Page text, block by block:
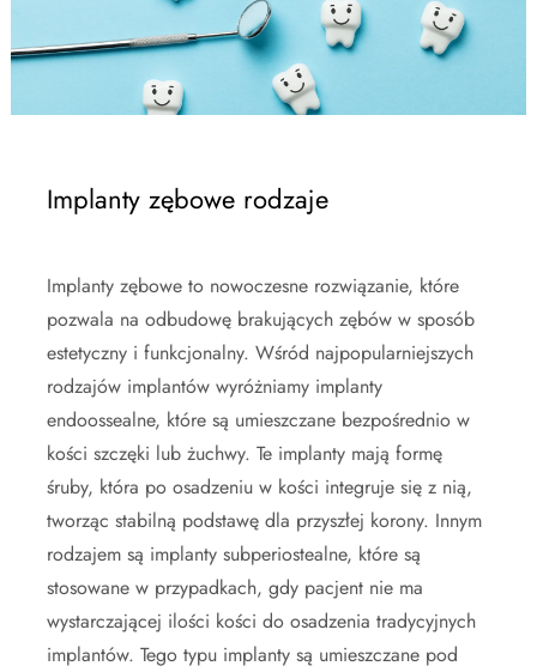
Implanty zębowe rodzaje
Implanty zębowe to nowoczesne rozwiązanie, które
pozwala na odbudowę brakujących zębów w sposób
estetyczny i funkcjonalny. Wśród najpopularniejszych
rodzajów implantów wyróżniamy implanty
endoossealne, które są umieszczane bezpośrednio w
kości szczęki lub żuchwy. Te implanty mają formę
śruby, która po osadzeniu w kości integruje się z nią,
tworząc stabilną podstawę dla przyszłej korony. Innym
rodzajem są implanty subperiostealne, które są
stosowane w przypadkach, gdy pacjent nie ma
wystarczającej ilości kości do osadzenia tradycyjnych
implantów. Tego typu implanty są umieszczane pod